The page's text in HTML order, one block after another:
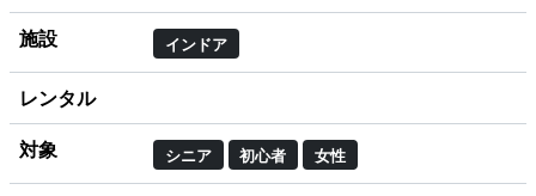
施設 インドア
レンタル
対象 シニア 初心者 女性